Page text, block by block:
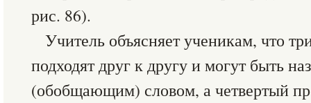
рис. 86).
Учитель объясняет ученикам, что
подходят друг к другу и могут быть
(обобщающим) словом, а четвертый